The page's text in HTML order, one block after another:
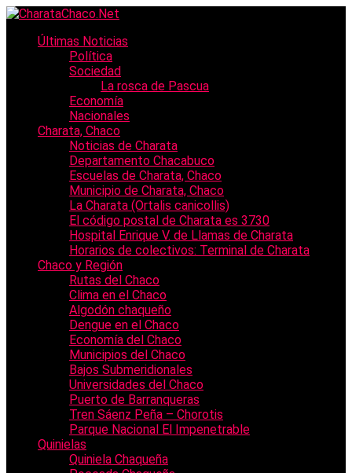
Últimas Noticias
Política
Sociedad
La rosca de Pascua
Economía
Nacionales
Charata, Chaco
Noticias de Charata
Departamento Chacabuco
Escuelas de Charata, Chaco
Municipio de Charata, Chaco
La Charata (Ortalis canicollis)
El código postal de Charata es 3730
Hospital Enrique V. de Llamas de Charata
Horarios de colectivos: Terminal de Charata
Chaco y Región
Rutas del Chaco
Clima en el Chaco
Algodón chaqueño
Dengue en el Chaco
Economía del Chaco
Municipios del Chaco
Bajos Submeridionales
Universidades del Chaco
Puerto de Barranqueras
Tren Sáenz Peña – Chorotis
Parque Nacional El Impenetrable
Quinielas
Quiniela Chaqueña